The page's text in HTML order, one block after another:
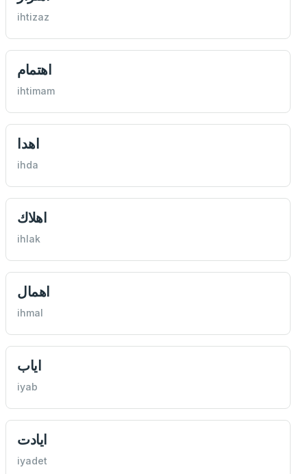
ihtizaz
اهتمام
ihtimam
اهدا
ihda
اهلاك
ihlak
اهمال
ihmal
اياب
iyab
ايادت
iyadet